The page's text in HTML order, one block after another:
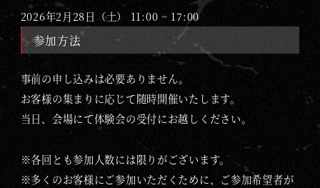
2026年2月28日（土） 11:00 ~ 17:00
参加方法
事前の申し込みは必要ありません。
お客様の集まりに応じて随時開催いたします。
当日、会場にて体験会の受付にお越しください。
※各回とも参加人数には限りがございます。
※多くのお客様にご参加いただくために、ご参加希望者が